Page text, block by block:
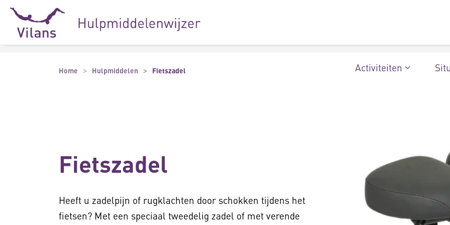
Naar hoofdinhoud
Naar footer
Activiteiten
Home Hulpmiddelen Fietszadel
Fietszadel
Heeft u zadelpijn of rugklachten door schokken tijdens het
fietsen? Met een speciaal tweedelig zadel of met verende